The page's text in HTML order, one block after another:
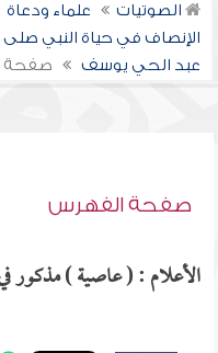
الصوتيات علماء ودعاة
الإنصاف في حياة النبي صلى
عبد الحي يوسف
صفحة
صفحة الفهرس
الأعلام : ( عاصية ) مذكور في